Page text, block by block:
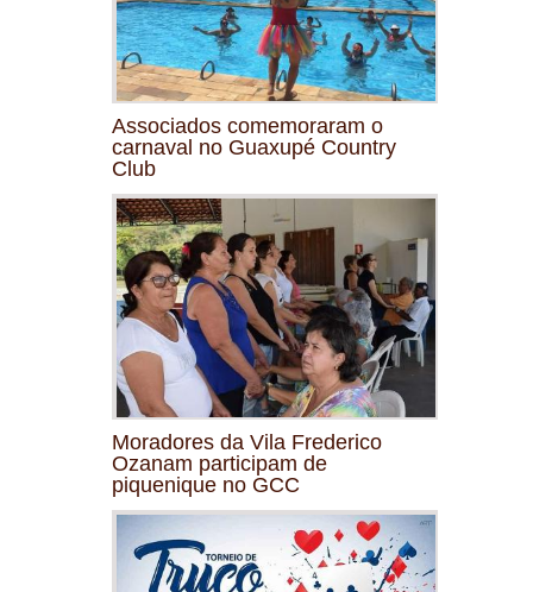
Associados comemoraram o
carnaval no Guaxupé Country
Club
Moradores da Vila Frederico
Ozanam participam de
piquenique no GCC